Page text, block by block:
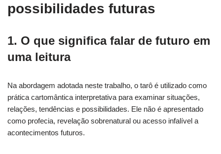
possibilidades futuras
1. O que significa falar de futuro em
uma leitura
Na abordagem adotada neste trabalho, o tarô é utilizado como
prática cartomântica interpretativa para examinar situações,
relações, tendências e possibilidades. Ele não é apresentado
como profecia, revelação sobrenatural ou acesso infalível a
acontecimentos futuros.